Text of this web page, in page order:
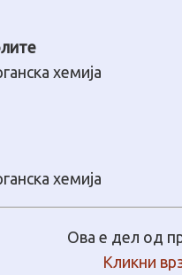
хемија
хемија
Ова е дел од
Кликни